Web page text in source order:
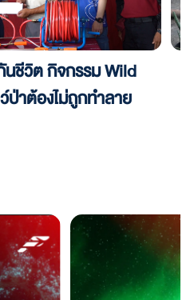
นชีวิต กิจกรรม Wild
ตว์ป่าต้องไม่ถูกทำลาย